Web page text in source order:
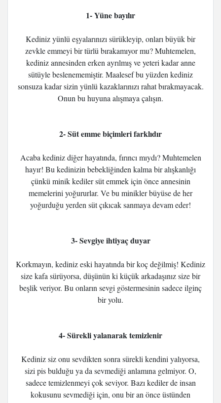
1- Yüne bayılır
Kediniz yünlü eşyalarınızı sürükleyip, onları büyük bir
zevkle emmeyi bir türlü bırakamıyor mu? Muhtemelen,
kediniz annesinden erken ayrılmış ve yeteri kadar anne
sütüyle beslenememiştir. Maalesef bu yüzden kediniz
sonsuza kadar sizin yünlü kazaklarınızı rahat bırakmayacak.
Onun bu huyuna alışmaya çalışın.
2- Süt emme biçimleri farklıdır
Acaba kediniz diğer hayatında, fırıncı mıydı? Muhtemelen
hayır! Bu kedinizin bebekliğinden kalma bir alışkanlığı
çünkü minik kediler süt emmek için önce annesinin
memelerini yoğururlar. Ve bu minikler büyüse de her
yoğurduğu yerden süt çıkıcak sanmaya devam eder!
3- Sevgiye ihtiyaç duyar
Korkmayın, kediniz eski hayatında bir koç değilmiş! Kediniz
size kafa sürüyorsa, düşünün ki küçük arkadaşınız size bir
beşlik veriyor. Bu onların sevgi göstermesinin sadece ilginç
bir yolu.
4- Sürekli yalanarak temizlenir
Kediniz siz onu sevdikten sonra sürekli kendini yalıyorsa,
sizi pis bulduğu ya da sevmediği anlamına gelmiyor. O,
sadece temizlenmeyi çok seviyor. Bazı kediler de insan
kokusunu sevmediği için, onu bir an önce üstünden